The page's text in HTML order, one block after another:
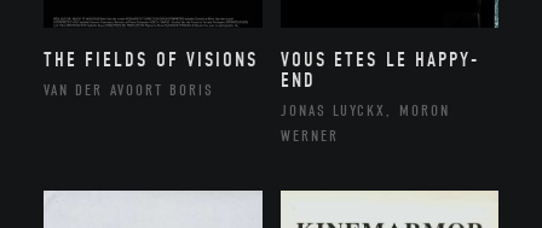
THE FIELDS OF VISIONS
VAN DER AVOORT BORIS
VOUS ETES LE HAPPY-
END
JONAS LUYCKX, MORON
WERNER